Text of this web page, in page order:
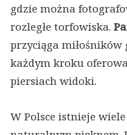
gdzie można
rozległe torfowiska.
przyciąga miłośników
każdym kroku
piersiach widoki.
W Polsce istnieje